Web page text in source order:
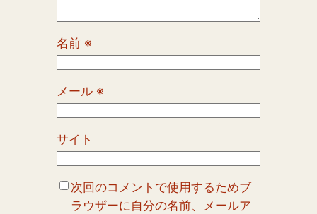
名前 ※
メール ※
サイト
次回のコメントで使用するためブ
ラウザーに自分の名前、メールア